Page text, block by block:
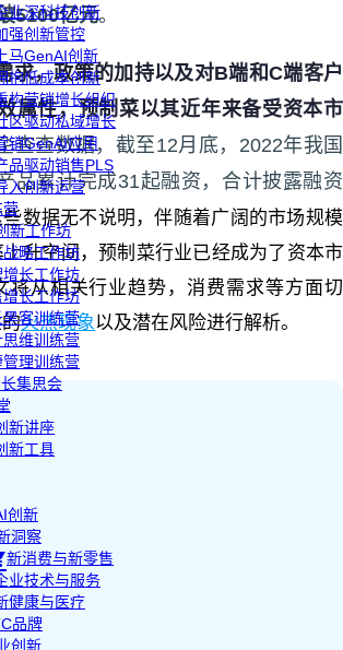
业深科技创新
强创新管控
上马GenAI创新
抱低成本创新
构营销增长组织
区驱动私域增长
销GenAI应用
品驱动销售PLS
入创新运营
营
新工作坊
略工作坊
长工作坊
长工作坊
客训练营
维训练营
理训练营
集思会
新讲座
新工具
创新
洞察
新消费与新零售
业技术与服务
健康与医疗
品牌
创新
5100亿元。
求，政策的加持以及对B端和C端客户
属性，预制菜以其近年来备受资本市
查查数据，截至12月底，2022年我国
品累计完成31起融资，合计披露融资
些数据无不说明，伴随着广阔的市场规模
升空间，预制菜行业已经成为了资本市
将从相关行业趋势，消费需求等方面切
火热现象以及潜在风险进行解析。